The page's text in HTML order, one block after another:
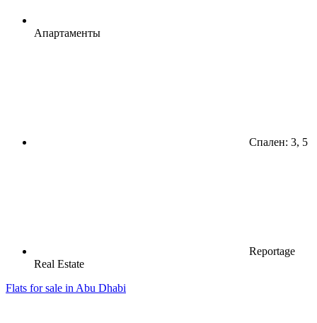
Апартаменты
Спален: 3, 5
Reportage
Real Estate
Flats for sale in Abu Dhabi